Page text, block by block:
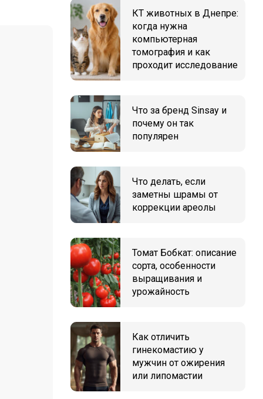
КТ животных в Днепре:
когда нужна
компьютерная
томография и как
проходит исследование
Что за бренд Sinsay и
почему он так
популярен
Что делать, если
заметны шрамы от
коррекции ареолы
Томат Бобкат: описание
сорта, особенности
выращивания и
урожайность
Как отличить
гинекомастию у
мужчин от ожирения
или липомастии